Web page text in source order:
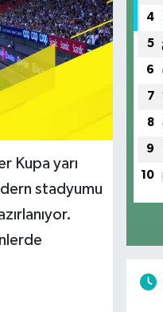
Kupa yarı
stadyumu
4
5
6
7
8
9
10